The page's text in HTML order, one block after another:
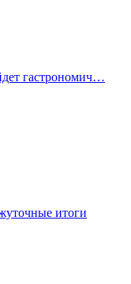
гастрономич…
итоги